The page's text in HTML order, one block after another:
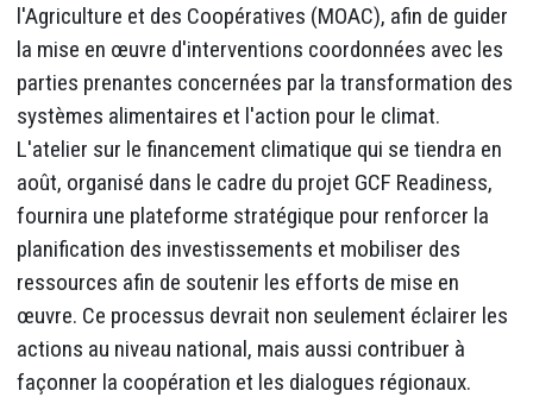
l'Agriculture et des Coopératives (MOAC), afin de guider
la mise en œuvre d'interventions coordonnées avec les
parties prenantes concernées par la transformation des
systèmes alimentaires et l'action pour le climat.
L'atelier sur le financement climatique qui se tiendra en
août, organisé dans le cadre du projet GCF Readiness,
fournira une plateforme stratégique pour renforcer la
planification des investissements et mobiliser des
ressources afin de soutenir les efforts de mise en
œuvre. Ce processus devrait non seulement éclairer les
actions au niveau national, mais aussi contribuer à
façonner la coopération et les dialogues régionaux.